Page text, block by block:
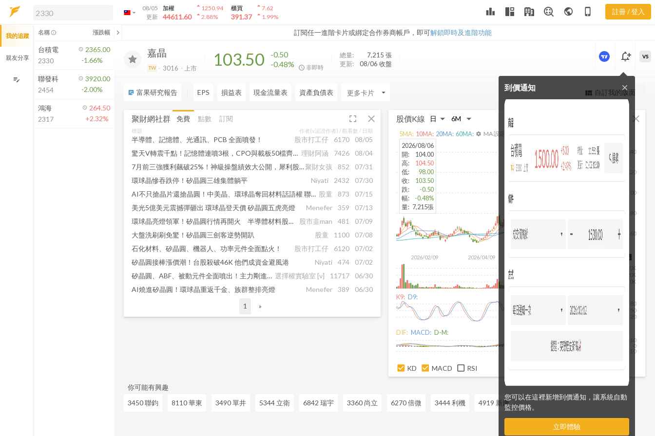
arrow_drop_down
08/05
更新
加權
44611.60
arrow_drop_up1250.94
arrow_drop_up2.88%
櫃買
391.37
arrow_drop_up7.62
arrow_drop_up1.99% leaderboard public phone_iphone 註冊 / 登入
訂閱任一進階卡片或綁定合作券商帳戶，即可解鎖即時及進階功能
解鎖即時行情及進階功能
方案」，即可解鎖以下功能：
即時行情
即時市況與排行
成交金額熱力圖
前往方案訂閱
如何綁定合作券商
社群
嘉晶
TW 3016 上市 103.50
-0.50
-0.48%
非即時
總量: 7,215 張
更新:
08/06 收盤
更強大的進階價量圖表
notification_add
到價通知
您可以在這裡新增到價通知，讓系統自動
監控價格。
立即體驗
close
VS
sticky_note_2 富果研究報告 EPS 損益表 現金流量表 資產負債表 arrow_drop_down view_quilt 自訂我的版面
聚財網社群 fullscreen close
免費 點數 訂閱
標題 作者(v認證作者) / 觀看數 / 日期
半導體、記憶體、光通訊、PCB 全面噴發！ 股市打工仔 6170
08/05
驚天V轉震千點！記憶體連噴3根，CPO與載板50檔齊亮燈，下一檔飆股就在裡面！ 理財阿涵 7426
08/04
7月前三強獲利飆破25%！神級操盤績效大公開，犀利股神8月賽正式開始！聚財女孩 852
07/31
環球晶慘吞跌停！矽晶圓三雄集體躺平
Niyati 2432
07/30
AI不只搶晶片還搶晶圓！中美晶、環球晶奪回材料話語權 聯電矽光子再點一把火 股童 873
07/15
美光5億美元震撼彈砸出 環球晶登天價 矽晶圓五虎亮燈
Menefer 359
07/13
環球晶亮燈領軍！矽晶圓行情再開火 半導體材料股買盤升溫
股市韭man 481
07/09
大盤洗刷刷免驚！矽晶圓三劍客逆勢開趴
股童 1100
07/08
石化材料、矽晶圓、機器人、功率元件全面點火！
股市打工仔 6120
07/02
矽晶圓接棒漲價潮！台股殺破46K 他們成資金避風港
Niyati 474
07/02
矽晶圓、ABF、被動元件全面噴出！主力剛進場的「這兩檔」才是翻倍關鍵！ 選擇權實驗室 [v] 11717
06/30
AI燒進矽晶圓！環球晶重返千金、族群整排亮燈
Menefer 389 06/30
1 »
股價K線 close
2026/02/09 2026/04/09
60
80
100
120
140
2026/08/06
10K
20K
30K
2026/08/06
開:
104.00
高:
104.50
低:
98.00
收:
103.50
跌:
-0.50
幅:
-0.48%
量: 7,215張
5MA: 10MA: 20MA: 60MA: settings MA 設定
K9: D9:
20
50
80
DIF: MACD: D-M:
-10
0
10
KD MACD RSI
你可能有興趣
3450 聯鈞
8110 華東 3490 單井 5344 立衛 6842 瑞宇 3360 尚立 6270 倍微 3444 利機 4919 新唐
我的追蹤
親友分享
edit_note
名稱 info_outline 漲跌幅 chevron_left
台積電
2330
2365.00
-1.66%
聯發科
2454
3920.00
-2.00%
鴻海
2317
264.50
+2.32%